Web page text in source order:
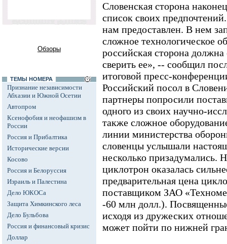
Обзоры
ТЕМЫ НОМЕРА
Признание независимости
Абхазии и Южной Осетии
Автопром
Ксенофобия и неофашизм в
России
Россия и Прибалтика
Исторические версии
Косово
Россия и Белоруссия
Израиль и Палестина
Дело ЮКОСа
Защита Химкинского леса
Дело Бульбова
Россия и финансовый кризис
Доллар
Словенская сторона
список своих
нам предоставлен. В нем
сложное технологическое
российская сторона
сверить ее», -- сообщил
итоговой пресс-
Российский посол в
партнеры попросили
одного из своих научно-
также сложное
линии министерства
словенцы услышали
несколько призадумались.
циклотрон оказалась
предварительная цена
поставщиком ЗАО
-60 млн долл.).
исходя из дружеских
может пойти по нижней